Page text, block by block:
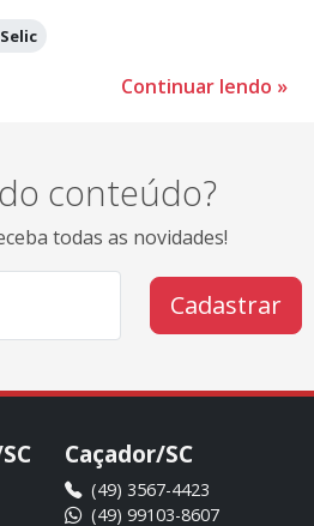
Selic
Continuar lendo »
conteúdo?
todas as novidades!
Cadastrar
Caçador/SC
(49) 3567-4423
(49) 99103-8607